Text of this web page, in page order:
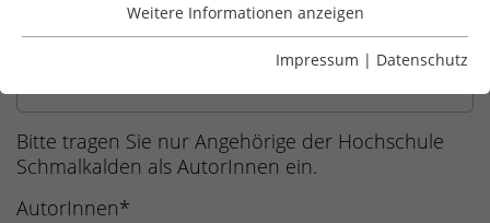
Weitere Informationen anzeigen
Impressum | Datenschutz
Dokumentart*
Bitte tragen Sie nur Angehörige der Hochschule
Schmalkalden als AutorInnen ein.
AutorInnen*